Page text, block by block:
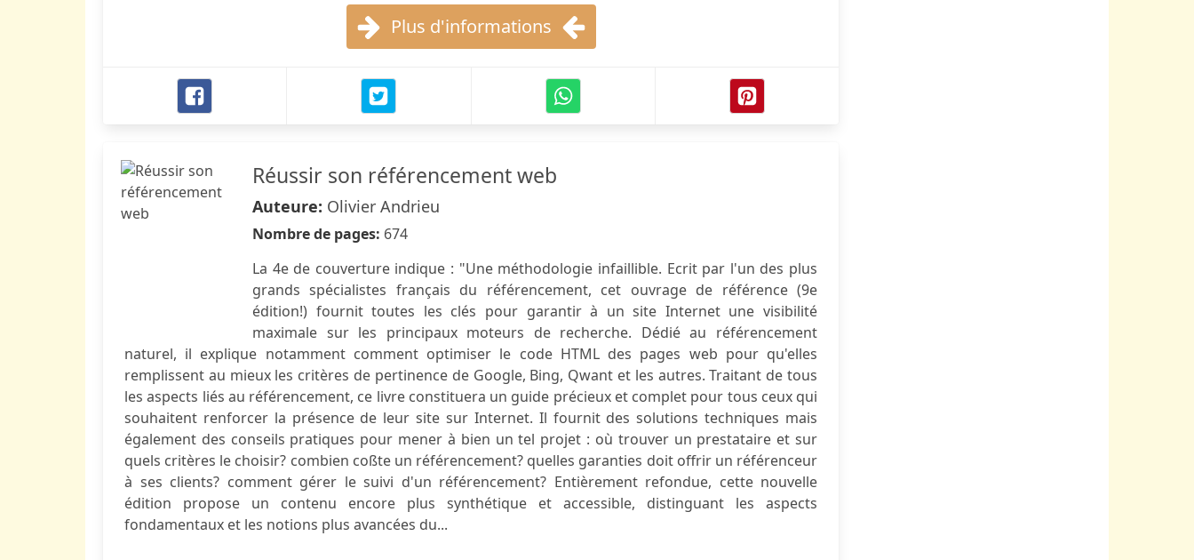
Plus d'informations
Réussir son référencement web
Auteure: Olivier Andrieu
Nombre de pages: 674
La 4e de couverture indique : "Une méthodologie infaillible. Ecrit par l'un des plus
grands spécialistes français du référencement, cet ouvrage de référence (9e
édition!) fournit toutes les clés pour garantir à un site Internet une visibilité
maximale sur les principaux moteurs de recherche. Dédié au référencement
naturel, il explique notamment comment optimiser le code HTML des pages web pour qu'elles
remplissent au mieux les critères de pertinence de Google, Bing, Qwant et les autres. Traitant de tous
les aspects liés au référencement, ce livre constituera un guide précieux et complet pour tous ceux qui
souhaitent renforcer la présence de leur site sur Internet. Il fournit des solutions techniques mais
également des conseils pratiques pour mener à bien un tel projet : où trouver un prestataire et sur
quels critères le choisir? combien coßte un référencement? quelles garanties doit offrir un référenceur
à ses clients? comment gérer le suivi d'un référencement? Entièrement refondue, cette nouvelle
édition propose un contenu encore plus synthétique et accessible, distinguant les aspects
fondamentaux et les notions plus avancées du...